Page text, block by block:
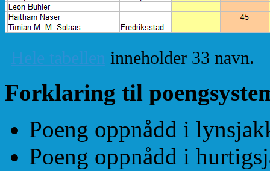
Hele tabellen inneholder 33 navn.
Forklaring til
Poeng oppnådd i
Poeng oppnådd i